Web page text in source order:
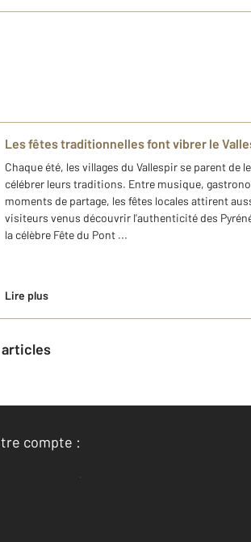
Les fêtes traditionnelles font vibrer le
Chaque été, les villages du Vallespir se parent de
célébrer leurs traditions. Entre musique,
moments de partage, les fêtes locales attirent
visiteurs venus découvrir l'authenticité des
la célèbre Fête du Pont ...
Lire plus
articles
compte :
Accéder à mon compte